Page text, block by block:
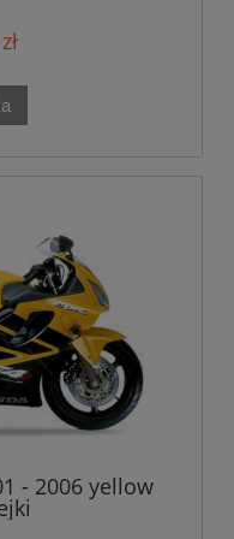
- 2006 yellow